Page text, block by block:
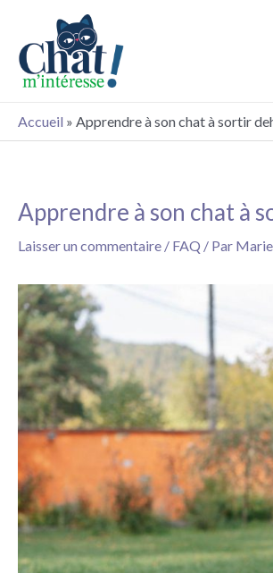
contenu
Accueil » Apprendre à son chat à sortir
Apprendre à son chat à
Laisser un commentaire / FAQ / Par Marie
Navigation
articles